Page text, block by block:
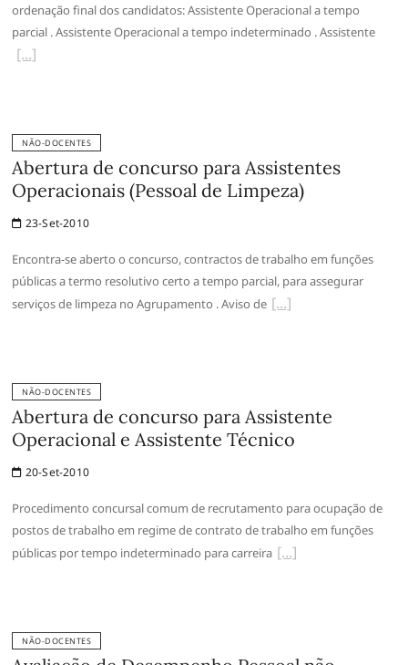
ordenação final dos candidatos: Assistente Operacional a tempo
parcial . Assistente Operacional a tempo indeterminado . Assistente
NÃO-DOCENTES
Abertura de concurso para Assistentes
Operacionais (Pessoal de Limpeza)
23-Set-2010
Encontra-se aberto o concurso, contractos de trabalho em funções
públicas a termo resolutivo certo a tempo parcial, para assegurar
serviços de limpeza no Agrupamento . Aviso de
NÃO-DOCENTES
Abertura de concurso para Assistente
Operacional e Assistente Técnico
20-Set-2010
Procedimento concursal comum de recrutamento para ocupação de
postos de trabalho em regime de contrato de trabalho em funções
públicas por tempo indeterminado para carreira
NÃO-DOCENTES